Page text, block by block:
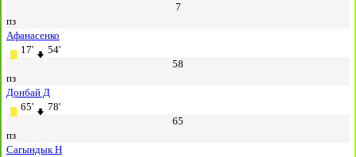
7
пз
Афанасенко
17'
54'
58
пз
Донбай Д
65'
78'
65
пз
Сагындык Н